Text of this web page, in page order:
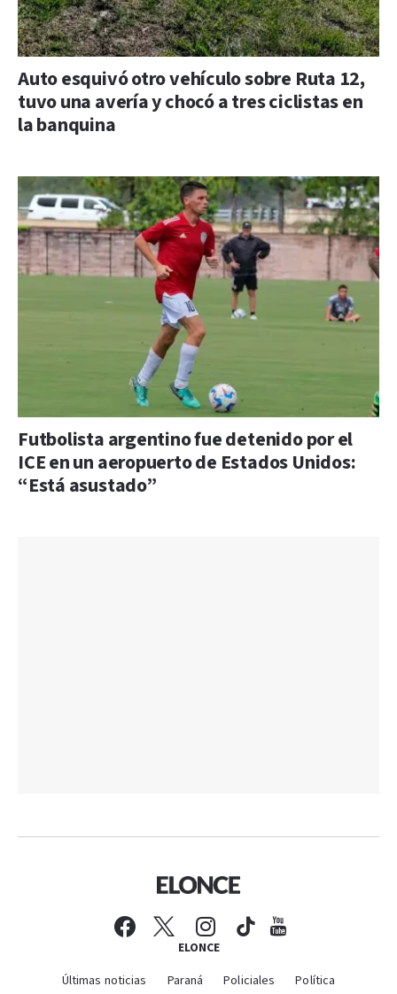
Auto esquivó otro vehículo sobre Ruta 12,
tuvo una avería y chocó a tres ciclistas en
la banquina
Futbolista argentino fue detenido por el
ICE en un aeropuerto de Estados Unidos:
“Está asustado”
ELONCE
Últimas noticias Paraná Policiales Política